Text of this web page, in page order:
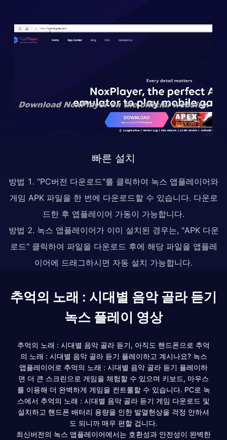
빠른 설치
방법 1. "PC버전 다운로드"를 클릭하여 녹스 앱플레이어와
게임 APK 파일을 한 번에 다운로드할 수 있습니다. 다운로
드한 후 앱플레이어 가동이 가능합니다.
방법 2. 녹스 앱플레이어가 이미 설치된 경우는, "APK 다운
로드" 클릭하여 파일을 다운로드 후에 해당 파일을 앱플레
이어에 드래그하시면 자동 설치 가능합니다.
추억의 노래 : 시대별 음악 골라 듣기
녹스 플레이 영상
추억의 노래 : 시대별 음악 골라 듣기, 아직도 핸드폰으로 추억
의 노래 : 시대별 음악 골라 듣기 플레이하고 계시나요? 녹스
앱플레이어로 추억의 노래 : 시대별 음악 골라 듣기 플레이하
면 더 큰 스크린으로 게임을 체험할 수 있으며 키보드, 마우스
를 이용해 더 완벽하게 게임을 컨트롤할 수 있습니다. PC로 녹
스에서 추억의 노래 : 시대별 음악 골라 듣기 게임 다운로드 및
설치하고 핸드폰 배터리 용량을 인한 발열현상을 걱정 안하셔
도 되니까 매우 편할 겁니다.
최신버전의 녹스 앱플레이어에서는 호환성과 안전성이 완벽한